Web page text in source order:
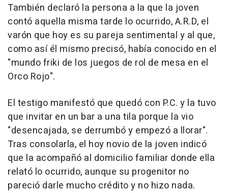
También declaró la persona a la que la joven
contó aquella misma tarde lo ocurrido, A.R.D, el
varón que hoy es su pareja sentimental y al que,
como así él mismo precisó, había conocido en el
"mundo friki de los juegos de rol de mesa en el
Orco Rojo".
El testigo manifestó que quedó con P.C. y la tuvo
que invitar en un bar a una tila porque la vio
"desencajada, se derrumbó y empezó a llorar".
Tras consolarla, el hoy novio de la joven indicó
que la acompañó al domicilio familiar donde ella
relató lo ocurrido, aunque su progenitor no
pareció darle mucho crédito y no hizo nada.